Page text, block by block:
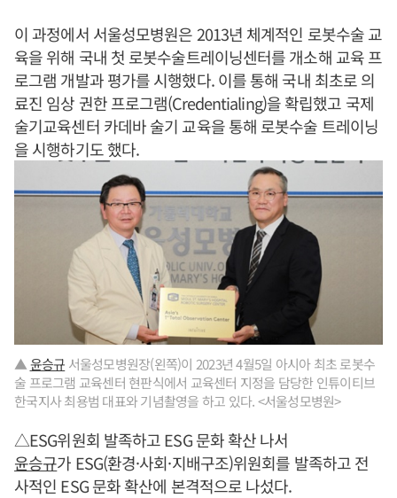
이 과정에서 서울성모병원은 2013년 체계적인 로봇수술 교
육을 위해 국내 첫 로봇수술트레이닝센터를 개소해 교육 프
로그램 개발과 평가를 시행했다. 이를 통해 국내 최초로 의
료진 임상 권한 프로그램(Credentialing)을 확립했고 국제
술기교육센터 카데바 술기 교육을 통해 로봇수술 트레이닝
을 시행하기도 했다.
▲윤승규 서울성모병원장(왼쪽)이 2023년 4월5일 아시아 최초 로봇수
술 프로그램 교육센터 현판식에서 교육센터 지정을 담당한 인튜이티브
한국지사 최용범 대표와 기념촬영을 하고 있다. <서울성모병원>
△ESG위원회 발족하고 ESG 문화 확산 나서
윤승규가 ESG(환경·사회·지배구조)위원회를 발족하고 전
사적인 ESG 문화 확산에 본격적으로 나섰다.